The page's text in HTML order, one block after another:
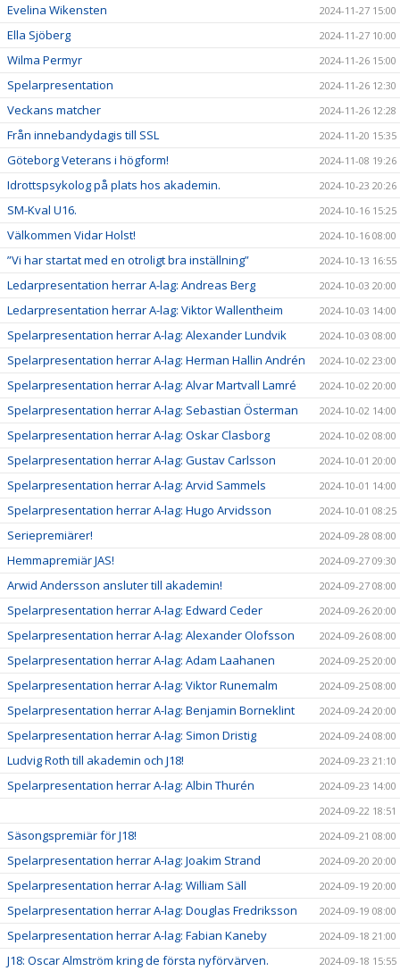
Evelina Wikensten 2024-11-27 15:00
Ella Sjöberg 2024-11-27 10:00
Wilma Permyr 2024-11-26 15:00
Spelarpresentation 2024-11-26 12:30
Veckans matcher 2024-11-26 12:28
Från innebandydagis till SSL 2024-11-20 15:35
Göteborg Veterans i högform! 2024-11-08 19:26
Idrottspsykolog på plats hos akademin. 2024-10-23 20:26
SM-Kval U16. 2024-10-16 15:25
Välkommen Vidar Holst! 2024-10-16 08:00
”Vi har startat med en otroligt bra inställning” 2024-10-13 16:55
Ledarpresentation herrar A-lag: Andreas Berg 2024-10-03 20:00
Ledarpresentation herrar A-lag: Viktor Wallentheim 2024-10-03 14:00
Spelarpresentation herrar A-lag: Alexander Lundvik 2024-10-03 08:00
Spelarpresentation herrar A-lag: Herman Hallin Andrén 2024-10-02 23:00
Spelarpresentation herrar A-lag: Alvar Martvall Lamré 2024-10-02 20:00
Spelarpresentation herrar A-lag: Sebastian Österman 2024-10-02 14:00
Spelarpresentation herrar A-lag: Oskar Clasborg 2024-10-02 08:00
Spelarpresentation herrar A-lag: Gustav Carlsson 2024-10-01 20:00
Spelarpresentation herrar A-lag: Arvid Sammels 2024-10-01 14:00
Spelarpresentation herrar A-lag: Hugo Arvidsson 2024-10-01 08:25
Seriepremiärer! 2024-09-28 08:00
Hemmapremiär JAS! 2024-09-27 09:30
Arwid Andersson ansluter till akademin! 2024-09-27 08:00
Spelarpresentation herrar A-lag: Edward Ceder 2024-09-26 20:00
Spelarpresentation herrar A-lag: Alexander Olofsson 2024-09-26 08:00
Spelarpresentation herrar A-lag: Adam Laahanen 2024-09-25 20:00
Spelarpresentation herrar A-lag: Viktor Runemalm 2024-09-25 08:00
Spelarpresentation herrar A-lag: Benjamin Borneklint 2024-09-24 20:00
Spelarpresentation herrar A-lag: Simon Dristig 2024-09-24 08:00
Ludvig Roth till akademin och J18! 2024-09-23 21:10
Spelarpresentation herrar A-lag: Albin Thurén
2024-09-23 14:00
2024-09-22 18:51
Säsongspremiär för J18! 2024-09-21 08:00
Spelarpresentation herrar A-lag: Joakim Strand 2024-09-20 20:00
Spelarpresentation herrar A-lag: William Säll 2024-09-19 20:00
Spelarpresentation herrar A-lag: Douglas Fredriksson 2024-09-19 08:00
Spelarpresentation herrar A-lag: Fabian Kaneby 2024-09-18 21:00
J18: Oscar Almström kring de första nyförvärven. 2024-09-18 15:55